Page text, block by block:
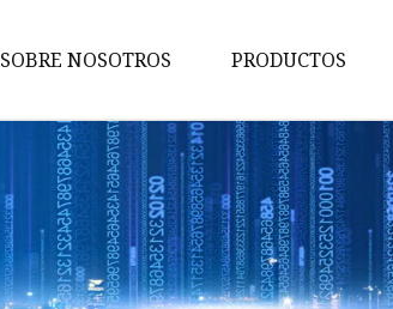
SOBRE NOSOTROS PRODUCTOS
Maquina de
Máquina de
Maquina de
Máquina